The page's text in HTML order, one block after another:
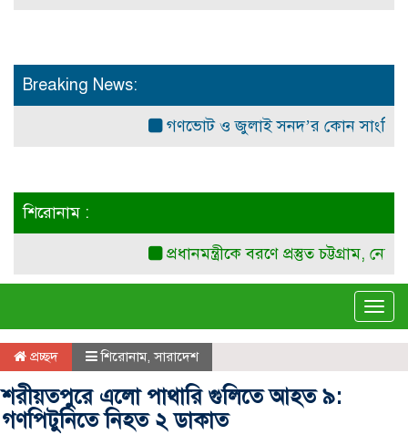
Breaking News:
গণভোট ও জুলাই সনদ’র কোন সাংবিধানিক
শিরোনাম :
প্রধানমন্ত্রীকে বরণে প্রস্তুত চট্টগ্রাম,
প্রচ্ছদ শিরোনাম,সারাদেশ
শরীয়তপুরে এলো পাথারি গুলিতে আহত ৯:
গণপিটুনিতে নিহত ২ ডাকাত